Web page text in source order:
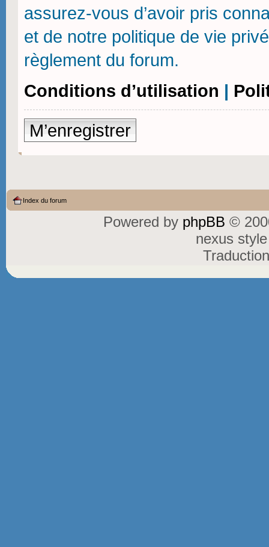
assurez-vous d’avoir pris
et de notre politique de vie
règlement du forum.
Conditions d’utilisation |
M’enregistrer
Index du forum
Powered by phpBB ©
nexus